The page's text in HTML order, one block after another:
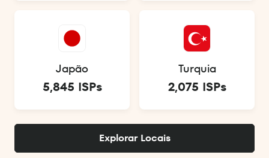
Japão
5,845 ISPs
Turquia
2,075 ISPs
Explorar Locais